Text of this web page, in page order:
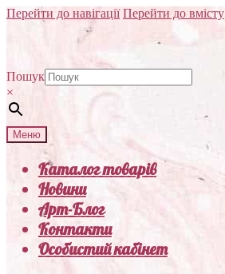
Перейти до навігації Перейти до вмісту
Пошук
×
Меню
Каталог товарів
Новини
Арт-Блог
Контакти
Особистий кабінет